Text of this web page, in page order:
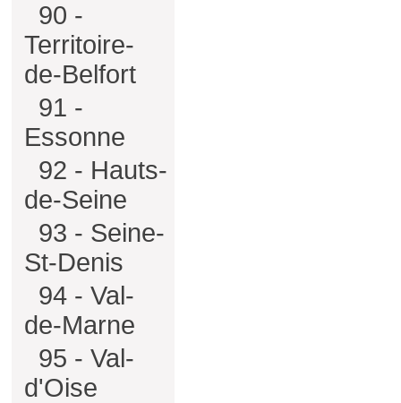
90 -
Territoire-
de-Belfort
91 -
Essonne
92 - Hauts-
de-Seine
93 - Seine-
St-Denis
94 - Val-
de-Marne
95 - Val-
d'Oise